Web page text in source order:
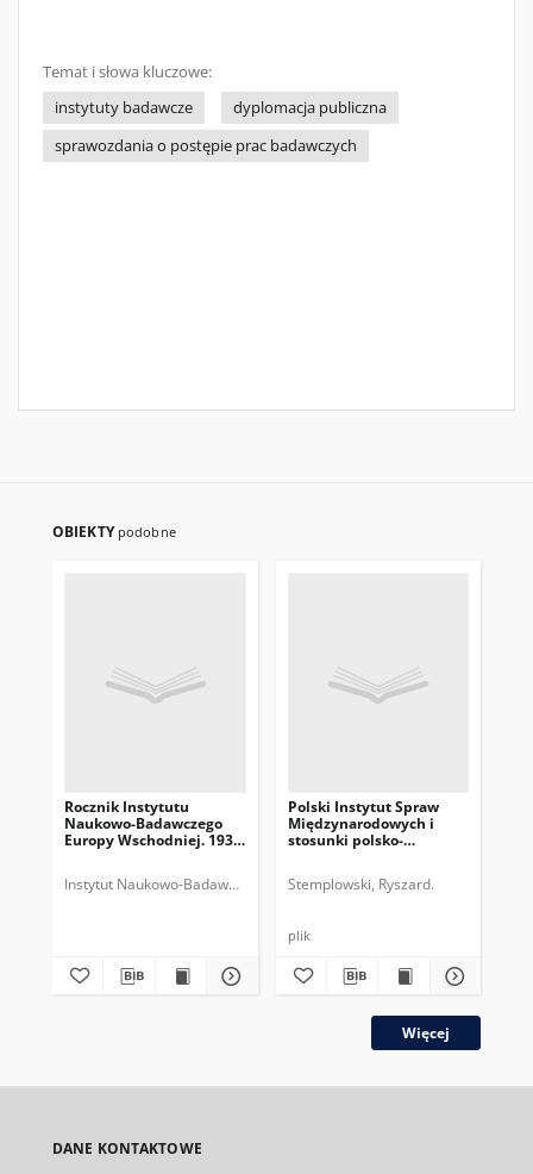
Temat i słowa kluczowe:
instytuty badawcze
dyplomacja publiczna
sprawozdania o postępie prac badawczych
OBIEKTY podobne
Rocznik Instytutu
Naukowo-Badawczego
Europy Wschodniej. 1933,
Instytut Naukowo-Badawczy Europy Wschodniej (Wilno).
Polski Instytut Spraw
Międzynarodowych i
stosunki polsko-
Stemplowski, Ryszard.
plik
Więcej
DANE KONTAKTOWE